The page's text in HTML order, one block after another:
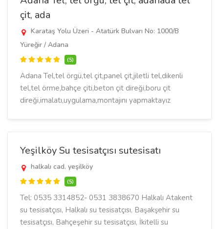
çit, ada
Karataş Yolu Üzeri - Atatürk Bulvarı No: 1000/B
Yüreğir / Adana
(5)
Adana Tel,tel örgü,tel çit,panel çit,jiletli tel,dikenli
tel,tel örme,bahçe çiti,beton çit direği,boru çit
direği,imalatı,uygulama,montajını yapmaktayız
Yeşilköy Su tesisatçısı sutesisatı
halkalı cad. yeşilköy
(5)
Tel: 0535 3314852- 0531 3838670 Halkalı Atakent
su tesisatçısı, Halkalı su tesisatçısı, Başakşehir su
tesisatçısı, Bahçeşehir su tesisatçısı, İkitelli su